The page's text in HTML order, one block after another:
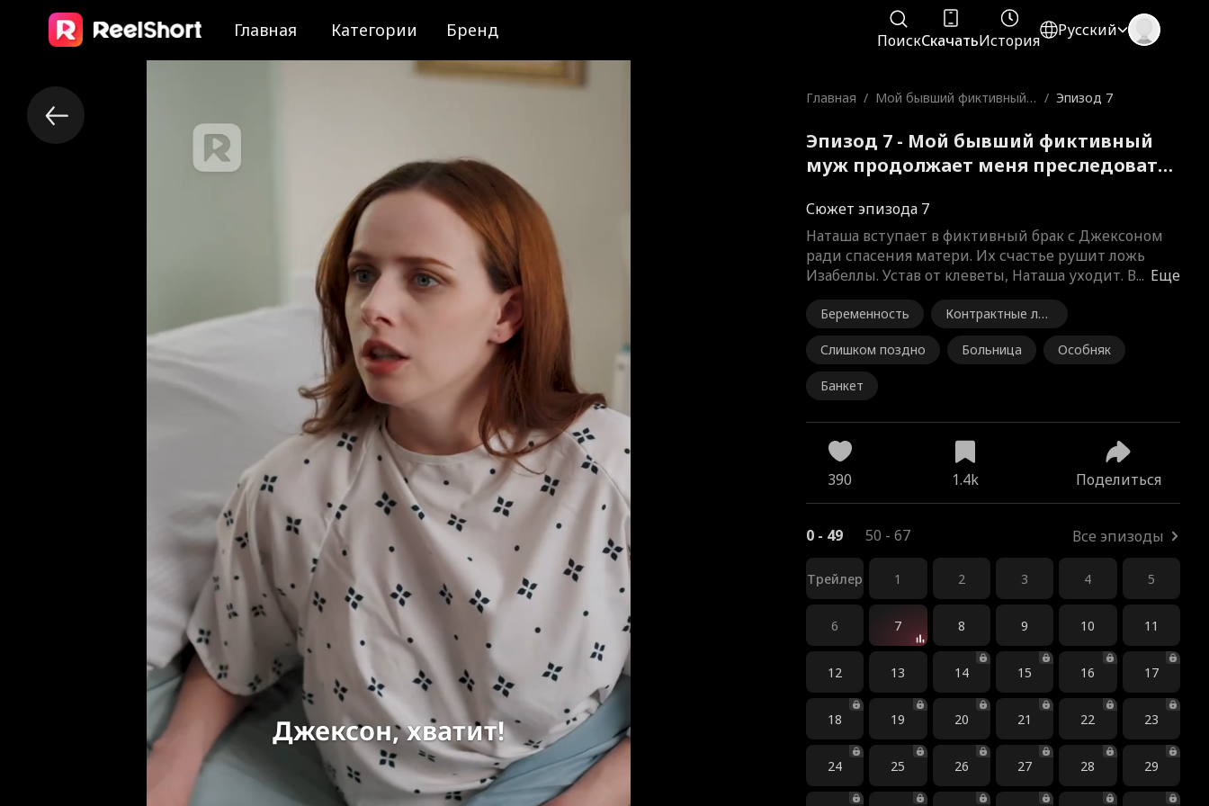
Главная Категории Бренд ПоискСкачатьИстория
Русский
Джексон, хватит!
Главная / Мой бывший фиктивный
еследовать
/ Эпизод 7
Эпизод 7 - Мой бывший фиктивный
муж продолжает меня преследовать
Сюжет эпизода 7
Еще
Наташа вступает в фиктивный брак с Джексоном
ради спасения матери. Их счастье рушит ложь
Изабеллы. Устав от клеветы, Наташа уходит. В...
Беременность
Контрактные лю
бовники
Слишком поздно Больница Особняк
Банкет
390 1.4k Поделиться
0 - 49 50 - 67 Все эпизоды
Трейлер 1 2 3 4 5
6 7 8 9 10 11
12 13 14 15 16 17
18 19 20 21 22 23
24 25 26 27 28 29